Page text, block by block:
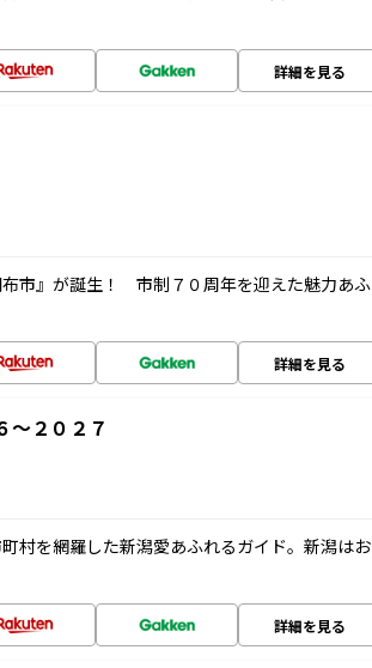
詳細を見る
布市』が誕生！ 市制７０周年を迎えた魅力あふ
詳細を見る
２０２７
村を網羅した新潟愛あふれるガイド。新潟はお
詳細を見る